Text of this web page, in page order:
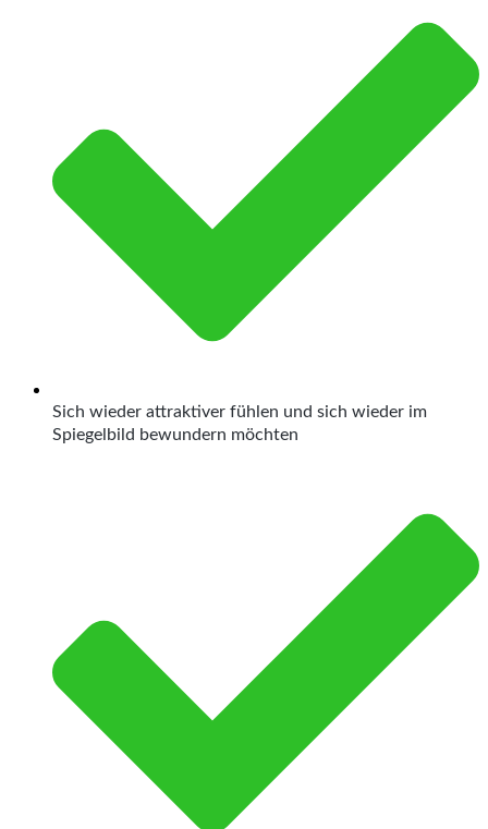
Sich wieder attraktiver fühlen und sich wieder im
Spiegelbild bewundern möchten